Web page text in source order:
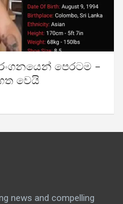
පෙරටම –
වෙයි
news and compelling